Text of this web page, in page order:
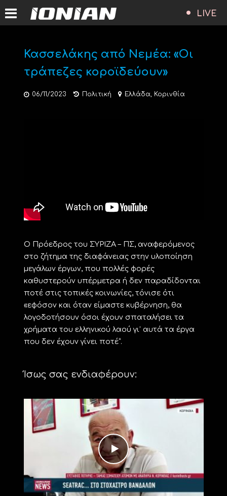
LIVE
Κασσελάκης από Νεμέα: «Οι
τράπεζες κοροϊδεύουν»
06/11/2023 Πολιτική Ελλάδα, Κορινθία
Ο Πρόεδρος του ΣΥΡΙΖΑ – ΠΣ, αναφερόμενος
στο ζήτημα της διαφάνειας στην υλοποίηση
μεγάλων έργων, που πολλές φορές
καθυστερούν υπέρμετρα ή δεν παραδίδονται
ποτέ στις τοπικές κοινωνίες, τόνισε ότι
«εφόσον και όταν είμαστε κυβέρνηση, θα
λογοδοτήσουν όσοι έχουν σπαταλήσει τα
χρήματα του ελληνικού λαού γι’ αυτά τα έργα
που δεν έχουν γίνει ποτέ”.
Ίσως σας ενδιαφέρουν: